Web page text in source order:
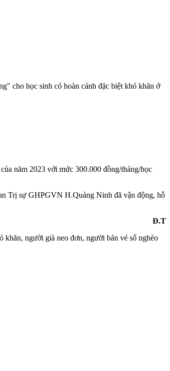
cho học sinh có hoàn cảnh đặc biệt khó khăn ở
năm 2023 với mức 300.000 đồng/tháng/học
Trị sự GHPGVN H.Quảng Ninh đã vận động, hỗ
Đ.T
người già neo đơn, người bán vé số nghèo